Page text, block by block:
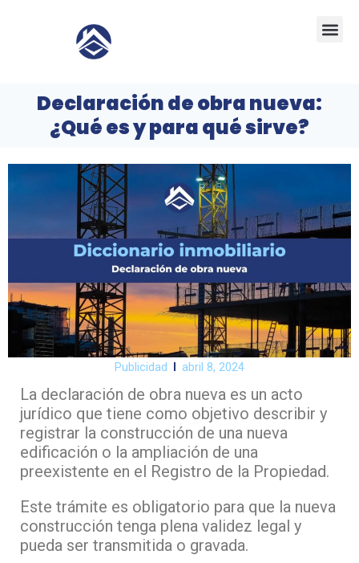
Declaración de obra nueva:
¿Qué es y para qué sirve?
Publicidad abril 8, 2024
La declaración de obra nueva es un acto
jurídico que tiene como objetivo describir y
registrar la construcción de una nueva
edificación o la ampliación de una
preexistente en el Registro de la Propiedad.
Este trámite es obligatorio para que la nueva
construcción tenga plena validez legal y
pueda ser transmitida o gravada.